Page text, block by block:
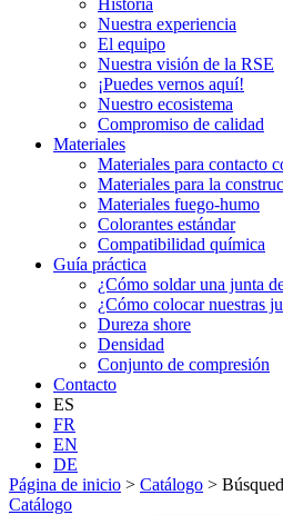
Historia
Nuestra experiencia
El equipo
Nuestra visión de la RSE
¡Puedes vernos aquí!
Nuestro ecosistema
Compromiso de calidad
Materiales
Materiales para contacto
Materiales para la
Materiales fuego-humo
Colorantes estándar
Compatibilidad química
Guía práctica
¿Cómo soldar una junta
¿Cómo colocar nuestras
Dureza shore
Densidad
Conjunto de compresión
Contacto
ES
FR
EN
DE
Página de inicio > Catálogo >
Catálogo